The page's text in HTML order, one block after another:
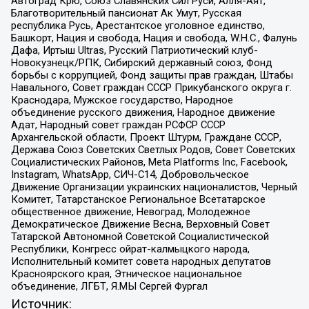
Благотворительный пансионат Ак Умут, Русская
республика Русь, Арестантское уголовное единство,
Башкорт, Нация и свобода, Нация и свобода, W.H.С., Фалунь
Дафа, Иртыш Ultras, Русский Патриотический клуб-
Новокузнецк/РПК, Сибирский державный союз, Фонд
борьбы с коррупцией, Фонд защиты прав граждан, Штабы
Навального, Совет граждан СССР Прикубанского округа г.
Краснодара, Мужское государство, Народное
объединение русского движения, Народное движение
Адат, Народный совет граждан РСФСР СССР
Архангельской области, Проект Штурм, Граждане СССР,
Держава Союз Советских Светлых Родов, Совет Советских
Социалистических Районов, Meta Platforms Inc, Facebook,
Instagram, WhatsApp, СИЧ-С14, Добровольческое
Движение Организации украинских националистов, Черный
Комитет, Татарстанское Региональное Всетатарское
общественное движение, Невоград, Молодежное
Демократическое Движение Весна, Верховный Совет
Татарской Автономной Советской Социалистической
Республики, Конгресс ойрат-калмыцкого народа,
Исполнительный комитет совета народных депутатов
Красноярского края, Этническое национальное
объединение, ЛГБТ, Я.МЫ Сергей Фургал
Источник: